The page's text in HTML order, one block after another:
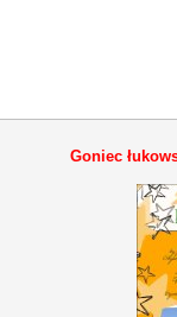
Goniec